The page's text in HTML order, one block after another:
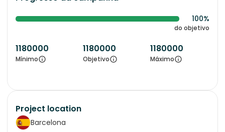
100%
do objetivo
1180000
Mínimo
1180000
Objetivo
1180000
Máximo
Project location
Barcelona